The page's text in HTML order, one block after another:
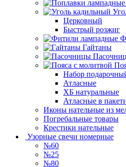
Церковный
Быстрый розжиг
Гайтаны
Набор
Атласные
ХБ натуральные
Атласные в
Иконы нательные из
Погребальные товары
Крестики нательные
Узорные свечи номерные
№60
№25
№80